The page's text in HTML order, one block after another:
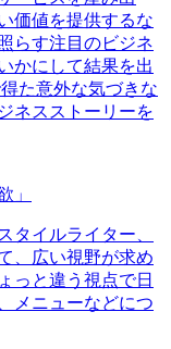
価値を提供するな
らす注目のビジネ
かにして結果を出
た意外な気づきな
ネスストーリーを
」
タイルライター、
、広い視野が求め
っと違う視点で日
メニューなどにつ